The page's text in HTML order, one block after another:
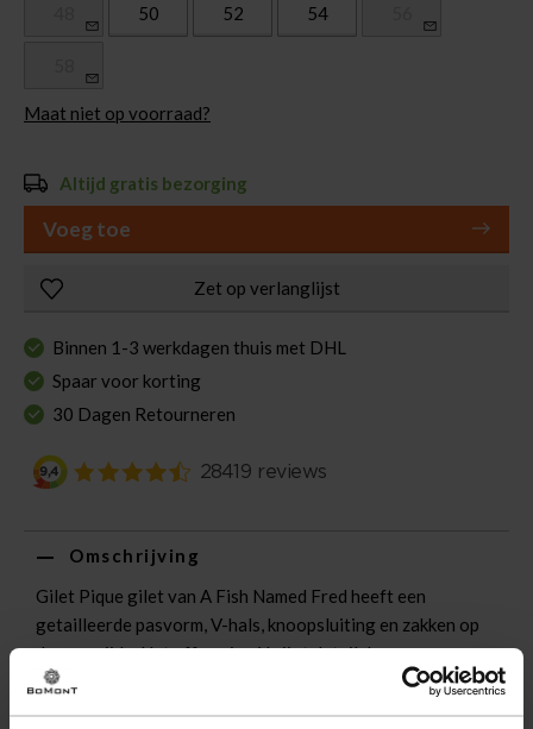
50 52 54
Maat niet op voorraad?
Altijd gratis bezorging
Voeg toe
Zet op verlanglijst
Binnen 1-3 werkdagen thuis met DHL
Spaar voor korting
30 Dagen Retourneren
Omschrijving
Gilet Pique gilet van A Fish Named Fred heeft een
getailleerde pasvorm, V-hals, knoopsluiting en zakken op
de voorzijde. Het effen piqué krijgt detail door
contrasterende biesjes, een borstzak met pochet en een